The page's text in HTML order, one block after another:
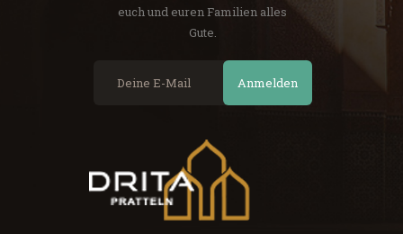
euch und euren Familien alles
Gute.
Anmelden